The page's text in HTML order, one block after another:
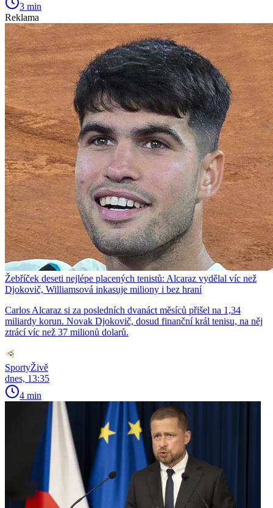
3 min
Reklama
Žebříček deseti nejlépe placených tenistů: Alcaraz vydělal víc než
Djokovič, Williamsová inkasuje miliony i bez hraní
Carlos Alcaraz si za posledních dvanáct měsíců přišel na 1,34
miliardy korun. Novak Djokovič, dosud finanční král tenisu, na něj
ztrácí víc než 37 milionů dolarů.
SportyŽivě
dnes, 13:35
4 min